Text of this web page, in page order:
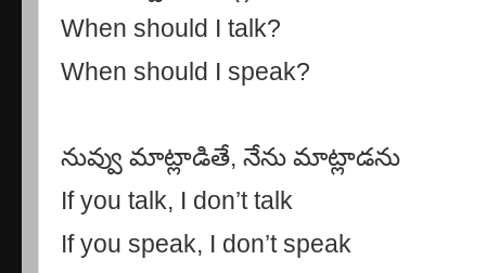
When should I talk?
When should I speak?
నువ్వు మాట్లాడితే, నేను మాట్లాడను
If you talk, I don’t talk
If you speak, I don’t speak